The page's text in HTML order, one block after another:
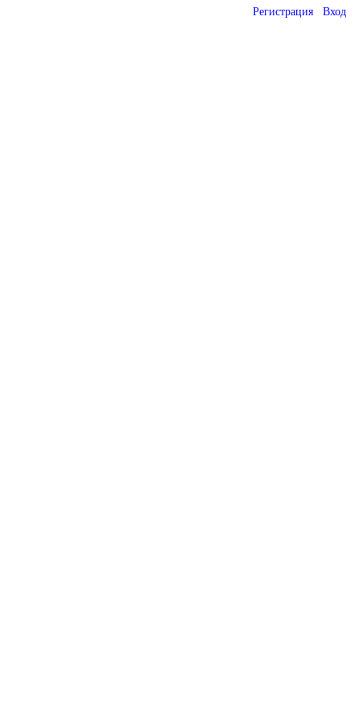
Регистрация Вход